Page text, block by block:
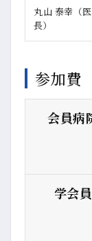
丸山 泰幸（
長）
参加費
会員病
学会員